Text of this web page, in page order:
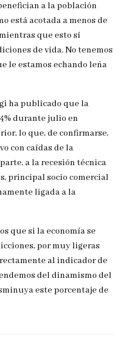
a la población
está acotada a menos de
que esto sí
de vida. No tenemos
le estamos echando leña
ha publicado que la
durante julio en
lo que, de confirmarse,
con caídas de la
a la recesión técnica
principal socio comercial
ligada a la
que si la economía se
por muy ligeras
al indicador de
del dinamismo del
este porcentaje de